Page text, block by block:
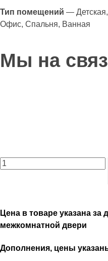
Тип помещений —
Офис, Спальня, Ванная
Мы на
Цена в товаре указана за
межкомнатной двери
Дополнения, цены